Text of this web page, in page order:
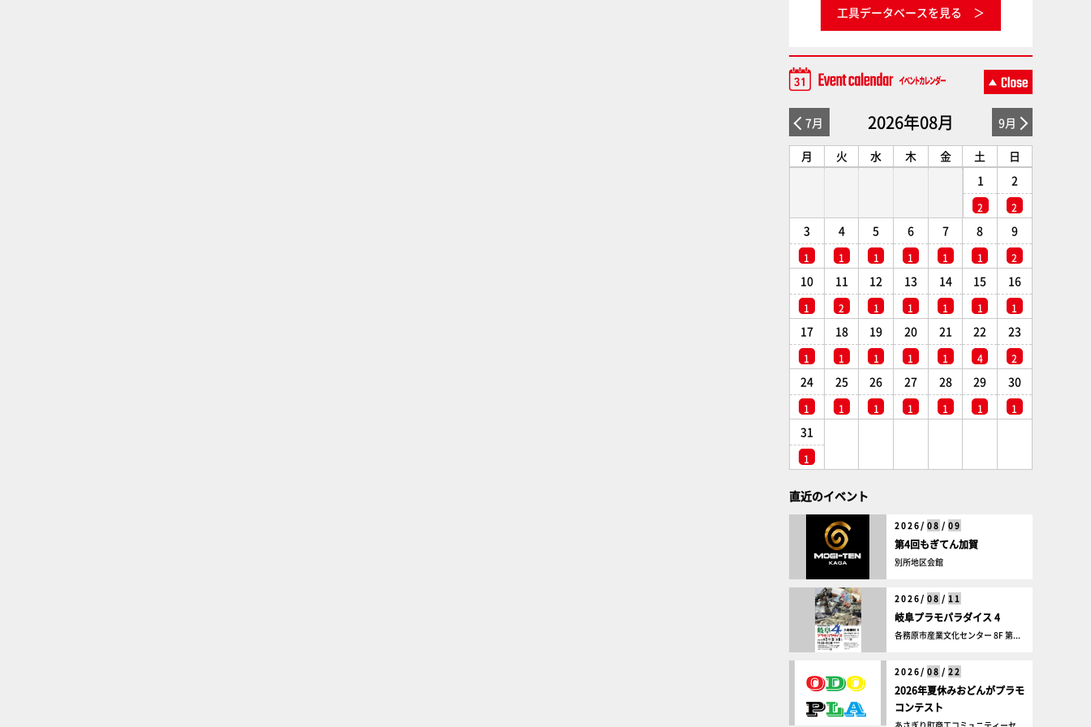
工具データベースを見る
7月 2026年08月 9月
月 火 水 木 金 土
日
1
2
2
2
3
1
4
1
5
1
6
1
7
1
8
1
9
2
10
1
11
2
12
1
13
1
14
1
15
1
16
1
17
1
18
1
19
1
20
1
21
1
22
4
23
2
24
1
25
1
26
1
27
1
28
1
29
1
30
1
31
1
直近のイベント
2026/ 08 / 09
第4回もぎてん加賀
別所地区会館
2026/ 08 / 11
岐阜プラモパラダイス 4
各務原市産業文化センター 8F 第...
2026/ 08 / 22
2026年夏休みおどんがプラモ
コンテスト